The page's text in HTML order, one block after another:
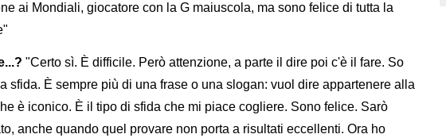
ai Mondiali, giocatore con la G maiuscola, ma sono felice di tutta la
"Certo sì. È difficile. Però attenzione, a parte il dire poi c'è il fare. So
sfida. È sempre più di una frase o una slogan: vuol dire appartenere alla
è iconico. È il tipo di sfida che mi piace cogliere. Sono felice. Sarò
anche quando quel provare non porta a risultati eccellenti. Ora ho